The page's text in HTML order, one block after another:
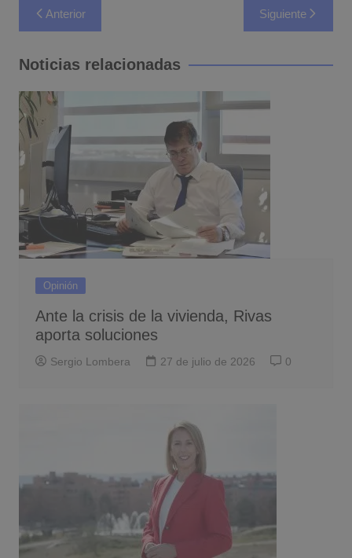
Navegación
de
entradas
Anterior Siguiente
Noticias relacionadas
Opinión
Ante la crisis de la vivienda, Rivas
aporta soluciones
Sergio Lombera 27 de julio de 2026 0